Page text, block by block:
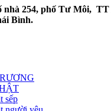
nhà 254, phố Tư Môi, TT
Bình.
sếp